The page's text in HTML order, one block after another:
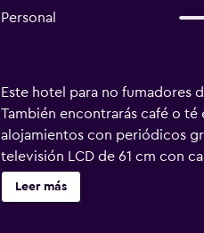
Personal
Este hotel para no fumadores
También encontrarás café o
alojamientos con periódicos
televisión LCD de 61 cm con
secador de pelo. Este hotel en
personas de negocios
Leer más